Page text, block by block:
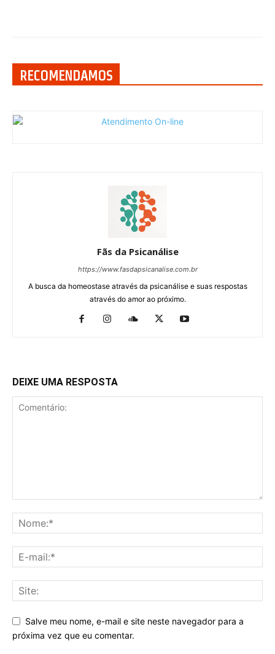
RECOMENDAMOS
Fãs da Psicanálise
https://www.fasdapsicanalise.com.br
A busca da homeostase através da psicanálise e suas respostas
através do amor ao próximo.
DEIXE UMA RESPOSTA
Salve meu nome, e-mail e site neste navegador para a
próxima vez que eu comentar.